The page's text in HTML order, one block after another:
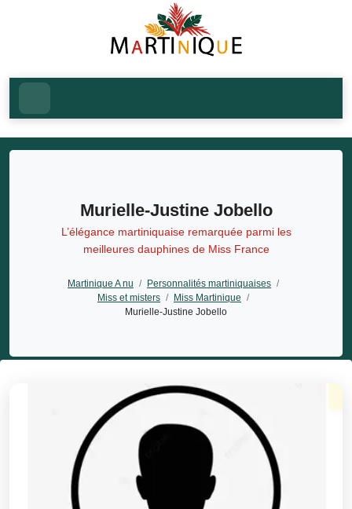
Murielle-Justine Jobello
L’élégance martiniquaise remarquée parmi les
meilleures dauphines de Miss France
Martinique A nu / Personnalités martiniquaises /
Miss et misters / Miss Martinique
/
Murielle-Justine Jobello